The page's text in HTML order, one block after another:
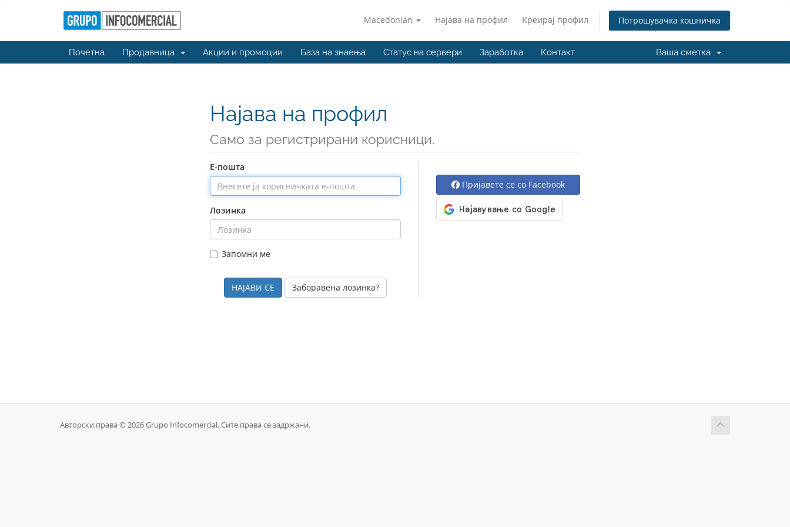
Macedonian Најава на профил Креирај профил Потрошувачка кошничка
Почетна Продавница Акции и промоции База на знаења Статус на сервери Заработка Контакт Ваша сметка
Најава на профил
Само за регистрирани корисници.
Е-пошта
Лозинка
Запомни ме
Заборавена лозинка?
Пријавете се со Facebook
Авторски права © 2026 Grupo Infocomercial. Сите права се задржани.